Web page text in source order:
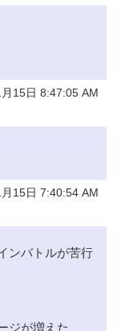
15日 8:47:05 AM
15日 7:40:54 AM
ンバトルが苦行
ジが増えた